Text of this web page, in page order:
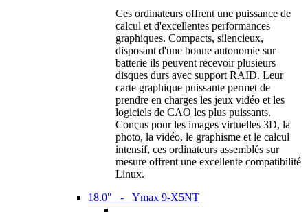
Ces ordinateurs offrent une puissance de
calcul et d'excellentes performances
graphiques. Compacts, silencieux,
disposant d'une bonne autonomie sur
batterie ils peuvent recevoir plusieurs
disques durs avec support RAID. Leur
carte graphique puissante permet de
prendre en charges les jeux vidéo et les
logiciels de CAO les plus puissants.
Conçus pour les images virtuelles 3D, la
photo, la vidéo, le graphisme et le calcul
intensif, ces ordinateurs assemblés sur
mesure offrent une excellente compatibilité
Linux.
18.0" - Ymax 9-X5NT